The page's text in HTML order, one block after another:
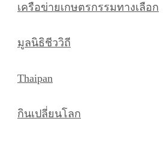
เครือข่ายเกษตรกรรมทางเลือก
มูลนิธิชีววิถี
Thaipan
กินเปลี่ยนโลก